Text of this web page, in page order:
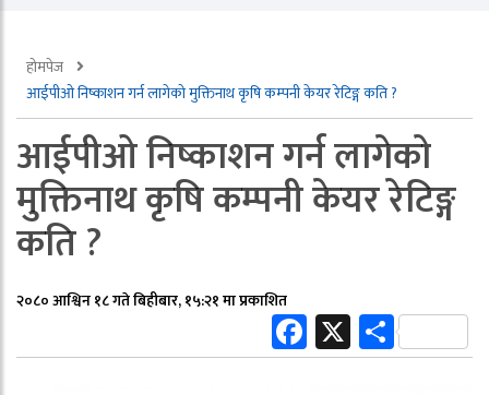
होमपेज
आईपीओ निष्काशन गर्न लागेको मुक्तिनाथ कृषि कम्पनी केयर रेटिङ्ग कति ?
आईपीओ निष्काशन गर्न लागेको
मुक्तिनाथ कृषि कम्पनी केयर रेटिङ्ग
कति ?
२०८० आश्विन १८ गते बिहीबार, १५:२१ मा प्रकाशित
Facebook
XShare